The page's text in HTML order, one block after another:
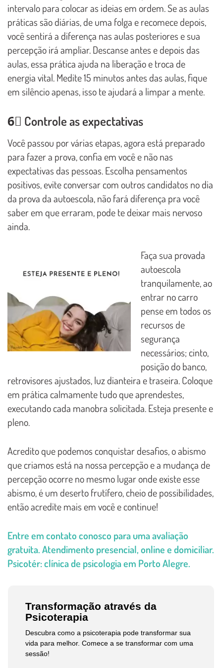
intervalo para colocar as ideias em ordem. Se as aulas
práticas são diárias, de uma folga e recomece depois,
você sentirá a diferença nas aulas posteriores e sua
percepção irá ampliar. Descanse antes e depois das
aulas, essa prática ajuda na liberação e troca de
energia vital. Medite 15 minutos antes das aulas, fique
em silêncio apenas, isso te ajudará a limpar a mente.
6⃣ Controle as expectativas
Você passou por várias etapas, agora está preparado
para fazer a prova, confia em você e não nas
expectativas das pessoas. Escolha pensamentos
positivos, evite conversar com outros candidatos no dia
da prova da autoescola, não fará diferença pra você
saber em que erraram, pode te deixar mais nervoso
ainda.
Faça sua provada
autoescola
tranquilamente, ao
entrar no carro
pense em todos os
recursos de
segurança
necessários; cinto,
posição do banco,
retrovisores ajustados, luz dianteira e traseira. Coloque
em prática calmamente tudo que aprendestes,
executando cada manobra solicitada. Esteja presente e
pleno.
Acredito que podemos conquistar desafios, o abismo
que criamos está na nossa percepção e a mudança de
percepção ocorre no mesmo lugar onde existe esse
abismo, é um deserto frutífero, cheio de possibilidades,
então acredite mais em você e continue!
Entre em contato conosco para uma avaliação
gratuita. Atendimento presencial, online e domiciliar.
Psicotér: clínica de psicologia em Porto Alegre.
Transformação através da
Psicoterapia
Descubra como a psicoterapia pode transformar sua
vida para melhor. Comece a se transformar com uma
sessão!